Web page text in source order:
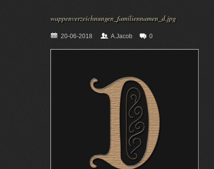
wappenverzeichnungen_familiennamen_d.jpg
20-06-2018 A.Jacob 0